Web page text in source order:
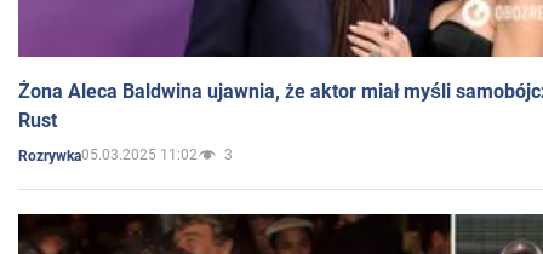
Żona Aleca Baldwina ujawnia, że aktor miał myśli
Rust
Rozrywka05.03.2025 11:02 3